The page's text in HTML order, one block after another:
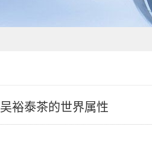
吴裕泰茶的世界属性